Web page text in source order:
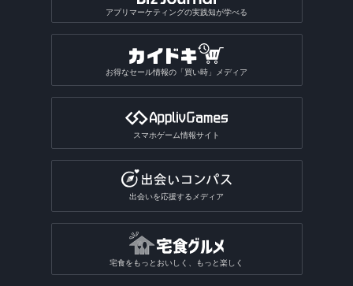
アプリマーケティングの実践知が学べる
お得なセール情報の「買い時」メディア
スマホゲーム情報サイト
出会いを応援するメディア
宅食をもっとおいしく、もっと楽しく